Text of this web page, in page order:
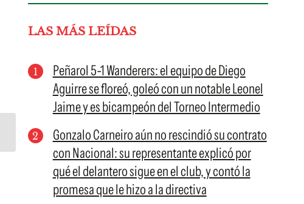
LAS MÁS LEÍDAS
Peñarol 5-1 Wanderers: el equipo de Diego
Aguirre se floreó, goleó con un notable Leonel
Jaime y es bicampeón del Torneo Intermedio
Gonzalo Carneiro aún no rescindió su contrato
con Nacional: su representante explicó por
qué el delantero sigue en el club, y contó la
promesa que le hizo a la directiva